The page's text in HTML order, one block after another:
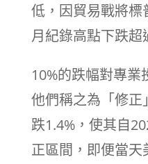
低，因貿易戰將標
月紀錄高點下跌超
10%的跌幅對專業
他們稱之為「修正
跌1.4%，使其自
正區間，即便當